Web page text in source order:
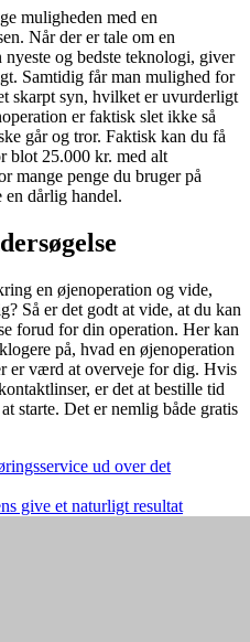
muligheden med en
Når der er tale om en
og bedste teknologi, giver
Samtidig får man mulighed for
skarpt syn, hvilket er uvurderligt
er faktisk slet ikke så
går og tror. Faktisk kan du få
blot 25.000 kr. med alt
mange penge du bruger på
dårlig handel.
en øjenoperation og vide,
Så er det godt at vide, at du kan
forud for din operation. Her kan
på, hvad en øjenoperation
er værd at overveje for dig. Hvis
er det at bestille tid
starte. Det er nemlig både gratis
ud over det
give et naturligt resultat